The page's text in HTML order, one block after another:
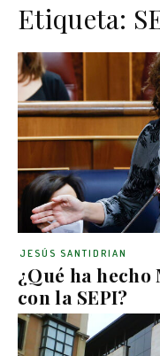
Etiqueta:
¿Qué ha
con la SEPI?
JESÚS SANTIDRIAN